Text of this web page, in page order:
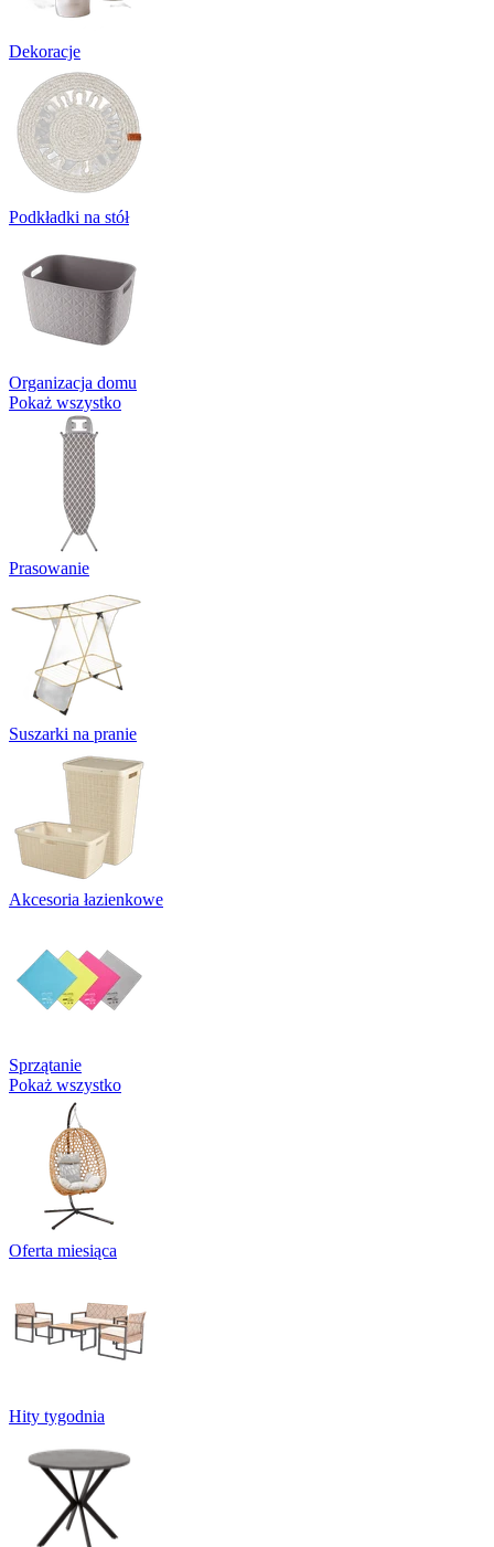
Dekoracje
Podkładki na stół
Organizacja domu
Pokaż wszystko
Prasowanie
Suszarki na pranie
Akcesoria łazienkowe
Sprzątanie
Pokaż wszystko
Oferta miesiąca
Hity tygodnia